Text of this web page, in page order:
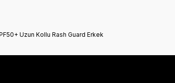
Uzun Kollu Rash Guard Erkek